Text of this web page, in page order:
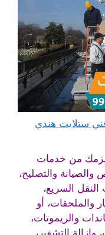
ستلايت المطلاع 52227330 فني ستلايت هندي
من خدمات
والتصليح،
السريع،
والملحقات، أو
والريموتات،
التشفير،